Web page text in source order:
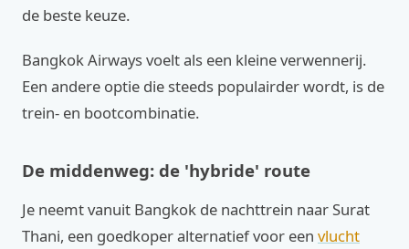
de beste keuze.
Bangkok Airways voelt als een kleine verwennerij.
Een andere optie die steeds populairder wordt, is de
trein- en bootcombinatie.
De middenweg: de 'hybride' route
Je neemt vanuit Bangkok de nachttrein naar Surat
Thani, een goedkoper alternatief voor een vlucht